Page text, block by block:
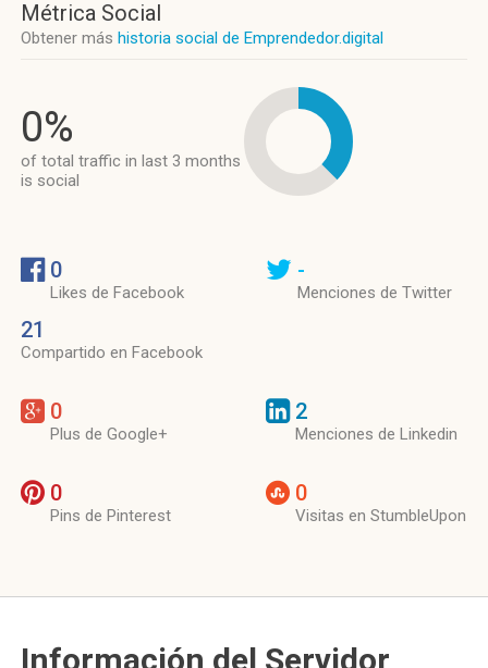
Métrica Social
Obtener más historia social de Emprendedor.digital
0%
of total traffic in last 3 months
is social
0
Likes de Facebook
21
Compartido en Facebook
-
Menciones de Twitter
0
Plus de Google+
2
Menciones de Linkedin
0
Pins de Pinterest
0
Visitas en StumbleUpon
Información del Servidor